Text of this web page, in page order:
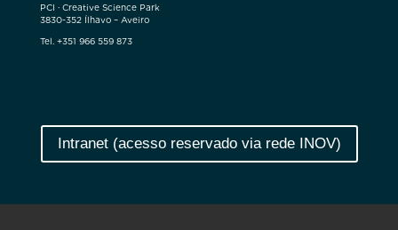
PCI · Creative Science Park
3830-352 Ílhavo – Aveiro
Tel. +351 966 559 873
Intranet (acesso reservado via rede INOV)